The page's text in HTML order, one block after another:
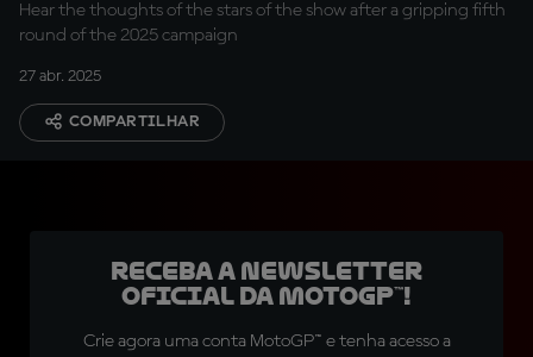
Hear the thoughts of the stars of the show after a gripping fifth
round of the 2025 campaign
27 abr. 2025
COMPARTILHAR
Receba a newsletter
oficial da MotoGP™!
Crie agora uma conta MotoGP™ e tenha acesso a